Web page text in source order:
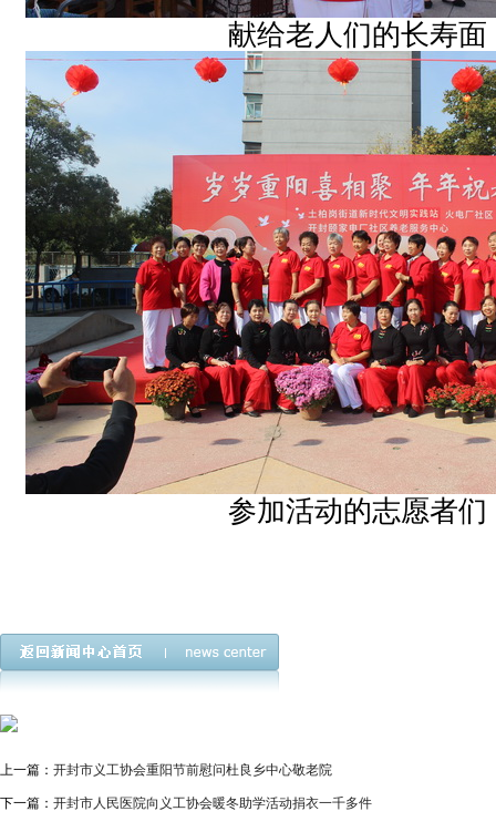
献给老人们的长寿面
参加活动的志愿者们
上一篇： 开封市义工协会重阳节前慰问杜良乡中心敬老院
下一篇： 开封市人民医院向义工协会暖冬助学活动捐衣一千多件